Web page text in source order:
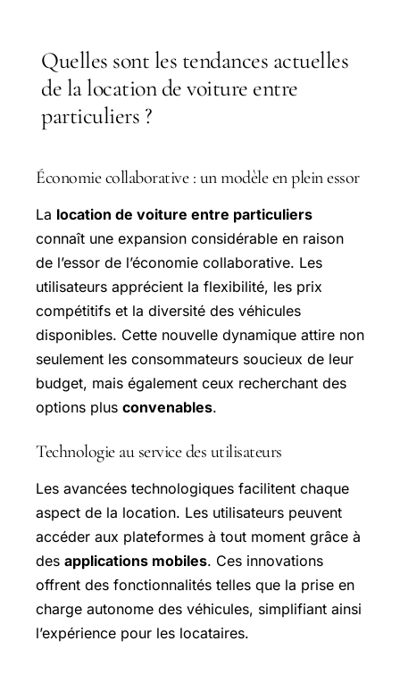
Quelles sont les tendances actuelles
de la location de voiture entre
particuliers ?
Économie collaborative : un modèle en plein essor
La location de voiture entre particuliers
connaît une expansion considérable en raison
de l’essor de l’économie collaborative. Les
utilisateurs apprécient la flexibilité, les prix
compétitifs et la diversité des véhicules
disponibles. Cette nouvelle dynamique attire non
seulement les consommateurs soucieux de leur
budget, mais également ceux recherchant des
options plus convenables.
Technologie au service des utilisateurs
Les avancées technologiques facilitent chaque
aspect de la location. Les utilisateurs peuvent
accéder aux plateformes à tout moment grâce à
des applications mobiles. Ces innovations
offrent des fonctionnalités telles que la prise en
charge autonome des véhicules, simplifiant ainsi
l’expérience pour les locataires.